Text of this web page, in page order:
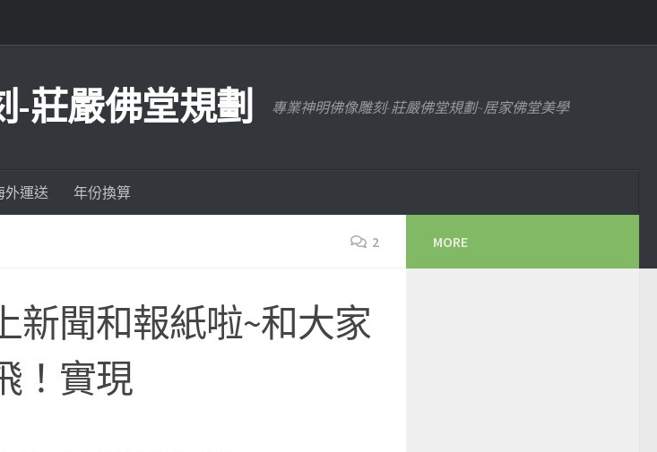
-莊嚴佛堂規劃 專業神明佛像雕刻-莊嚴佛堂規劃~居家佛堂美學
外運送 年份換算
2
新聞和報紙啦~和大家
！實現
MORE